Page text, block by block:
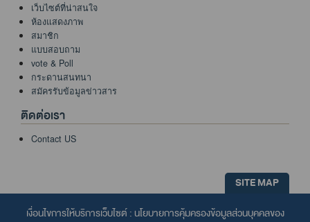
เว็บไซต์ที่น่าสนใจ
ห้องแสดงภาพ
สมาชิก
แบบสอบถาม
vote & Poll
กระดานสนทนา
สมัครรับข้อมูลข่าวสาร
ติดต่อเรา
Contact US
SITE MAP
เงื่อนไขการให้บริการเว็บไซต์ : นโยบายการคุ้มครองข้อมูลส่วนบุคคลของ